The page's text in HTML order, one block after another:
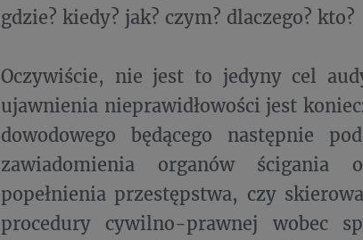
gdzie? kiedy? jak? czym? dlaczego? kto?
Oczywiście, nie jest to jedyny cel
ujawnienia nieprawidłowości jest
dowodowego będącego następnie
zawiadomienia organów ścigania
popełnienia przestępstwa, czy
procedury cywilno-prawnej wobec